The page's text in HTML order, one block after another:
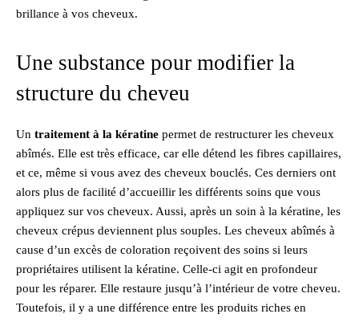
brillance à vos cheveux.
Une substance pour modifier la
structure du cheveu
Un traitement à la kératine permet de restructurer les cheveux
abîmés. Elle est très efficace, car elle détend les fibres capillaires,
et ce, même si vous avez des cheveux bouclés. Ces derniers ont
alors plus de facilité d’accueillir les différents soins que vous
appliquez sur vos cheveux. Aussi, après un soin à la kératine, les
cheveux crépus deviennent plus souples. Les cheveux abîmés à
cause d’un excès de coloration reçoivent des soins si leurs
propriétaires utilisent la kératine. Celle-ci agit en profondeur
pour les réparer. Elle restaure jusqu’à l’intérieur de votre cheveu.
Toutefois, il y a une différence entre les produits riches en